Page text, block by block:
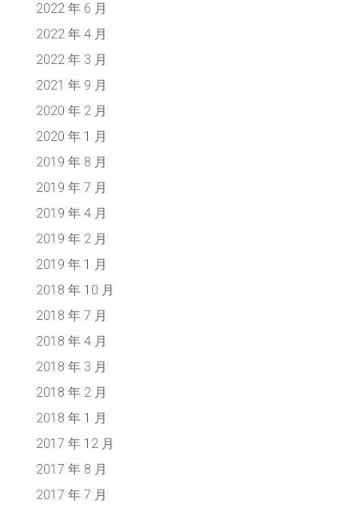
2022 年 6 月
2022 年 4 月
2022 年 3 月
2021 年 9 月
2020 年 2 月
2020 年 1 月
2019 年 8 月
2019 年 7 月
2019 年 4 月
2019 年 2 月
2019 年 1 月
2018 年 10 月
2018 年 7 月
2018 年 4 月
2018 年 3 月
2018 年 2 月
2018 年 1 月
2017 年 12 月
2017 年 8 月
2017 年 7 月